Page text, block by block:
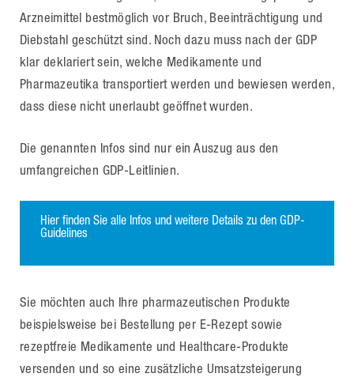
Arzneimittel bestmöglich vor Bruch, Beeinträchtigung und
Diebstahl geschützt sind. Noch dazu muss nach der GDP
klar deklariert sein, welche Medikamente und
Pharmazeutika transportiert werden und bewiesen werden,
dass diese nicht unerlaubt geöffnet wurden.
Die genannten Infos sind nur ein Auszug aus den
umfangreichen GDP-Leitlinien.
Hier finden Sie alle Infos und weitere Details zu den GDP-
Guidelines
Sie möchten auch Ihre pharmazeutischen Produkte
beispielsweise bei Bestellung per E-Rezept sowie
rezeptfreie Medikamente und Healthcare-Produkte
versenden und so eine zusätzliche Umsatzsteigerung